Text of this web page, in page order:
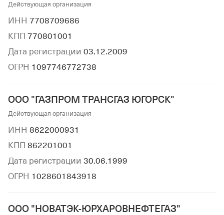
Действующая организация
ИНН 7708709686
КПП 770801001
Дата регистрации 03.12.2009
ОГРН 1097746772738
ООО "ГАЗПРОМ ТРАНСГАЗ ЮГОРСК"
Действующая организация
ИНН 8622000931
КПП 862201001
Дата регистрации 30.06.1999
ОГРН 1028601843918
ООО "НОВАТЭК-ЮРХАРОВНЕФТЕГАЗ"